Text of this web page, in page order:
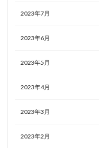
2023年7月
2023年6月
2023年5月
2023年4月
2023年3月
2023年2月